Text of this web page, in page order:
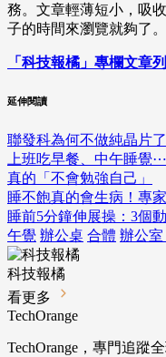
務。文章輕薄短小，吸
子的時間來瀏覽就夠了。
「科技報橘」專欄文章
延伸閱讀
聯發科為何不做純晶片
上班吃早餐、中午睡覺
真的「不會勉強自己」
睡不飽真的會生病！專
睡前5分鐘伸展操：3個
午覺 辦公桌 合體 辦公室
科技報橘
看更多
TechOrange
TechOrange，專門追蹤